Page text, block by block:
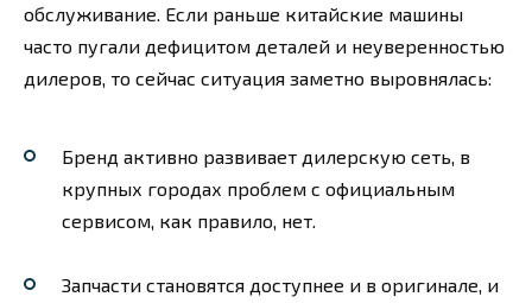
обслуживание. Если раньше китайские машины
часто пугали дефицитом деталей и неуверенностью
дилеров, то сейчас ситуация заметно выровнялась:
Бренд активно развивает дилерскую сеть, в
крупных городах проблем с официальным
сервисом, как правило, нет.
Запчасти становятся доступнее и в оригинале, и